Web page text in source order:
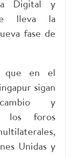
Digital y
lleva la
fase de
que en el
sigan
y
los foros
Unidas y